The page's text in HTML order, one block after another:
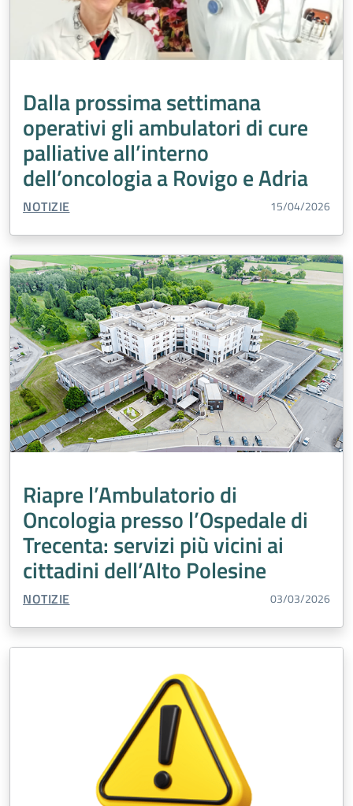
Dalla prossima settimana
operativi gli ambulatori di cure
palliative all’interno
dell’oncologia a Rovigo e Adria
TIPO CONTENUTO:
NOTIZIE 15/04/2026
Riapre l’Ambulatorio di
Oncologia presso l’Ospedale di
Trecenta: servizi più vicini ai
cittadini dell’Alto Polesine
TIPO CONTENUTO:
NOTIZIE 03/03/2026